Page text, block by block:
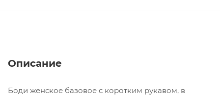
Описание
Боди женское базовое с коротким рукавом, в